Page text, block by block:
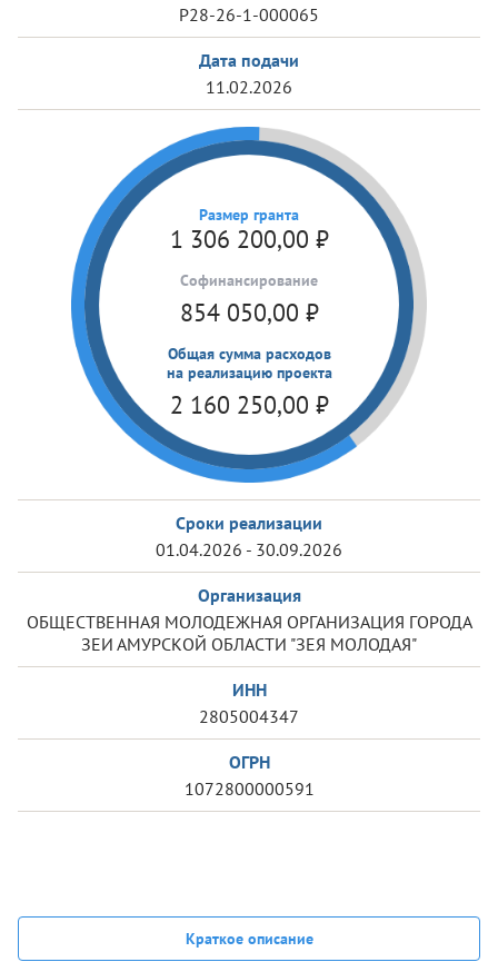
Р28-26-1-000065
Дата подачи
11.02.2026
Размер гранта
1 306 200,00 ₽
Cофинансирование
854 050,00 ₽
Общая сумма расходов
на реализацию проекта
2 160 250,00 ₽
Сроки реализации
01.04.2026 - 30.09.2026
Организация
ОБЩЕСТВЕННАЯ МОЛОДЕЖНАЯ ОРГАНИЗАЦИЯ ГОРОДА
ЗЕИ АМУРСКОЙ ОБЛАСТИ "ЗЕЯ МОЛОДАЯ"
ИНН
2805004347
ОГРН
1072800000591
Краткое описание